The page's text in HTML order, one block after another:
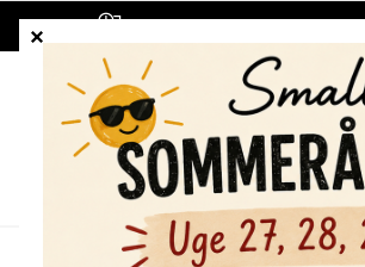
1-5 hverdages leveringstid
ALLE VINE HVIDVINE